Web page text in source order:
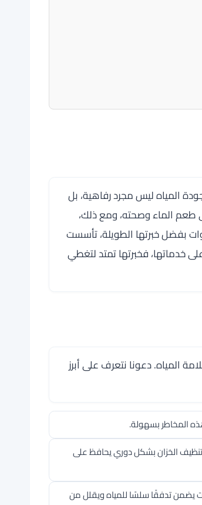
المياه ليس مجرد رفاهية، بل
طعم الماء وصحته، ومع ذلك،
بفضل خبرتها الطويلة، تأسست
خدماتها، فخبرتها تمتد لتغطي
المياه. دعونا نتعرف على أبرز
المخاطر بسهولة.
تنظيف الخزان بشكل دوري يحافظ على
يضمن تدفقًا سلسًا للمياه ويقلل من